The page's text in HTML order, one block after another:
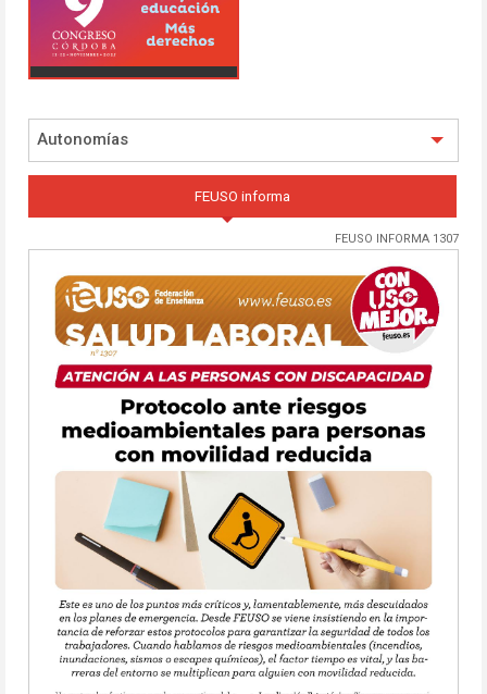
Autonomías
FEUSO informa
FEUSO INFORMA 1307